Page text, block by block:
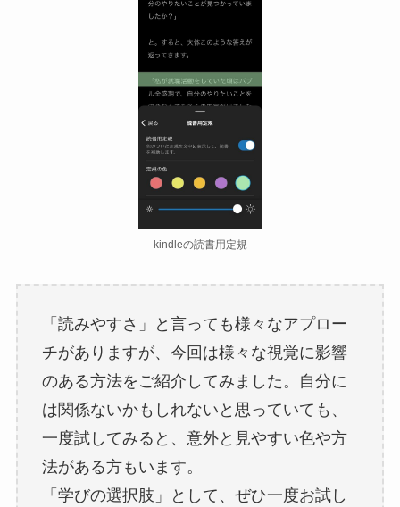
kindleの読書用定規
「読みやすさ」と言っても様々なアプロー
チがありますが、今回は様々な視覚に影響
のある方法をご紹介してみました。自分に
は関係ないかもしれないと思っていても、
一度試してみると、意外と見やすい色や方
法がある方もいます。
「学びの選択肢」として、ぜひ一度お試し